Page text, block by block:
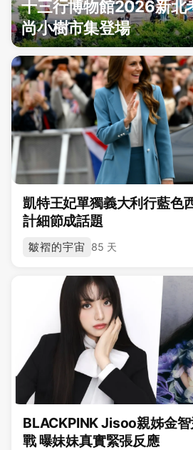
十三行博物館2026新北
尚小樹市集登場
凱特王妃單獨義大利行藍色
計細節成話題
皺褶的宇宙 85 天
BLACKPINK Jisoo親姊金
戰 曝妹妹真實緊張反應